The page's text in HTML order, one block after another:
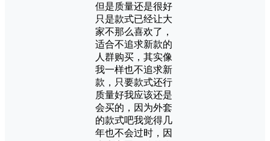
但是质量还是很好
只是款式已经让大
家不那么喜欢了，
适合不追求新款的
人群购买，其实像
我一样也不追求新
款，只要款式还行
质量好我应该还是
会买的，因为外套
的款式吧我觉得几
年也不会过时，因